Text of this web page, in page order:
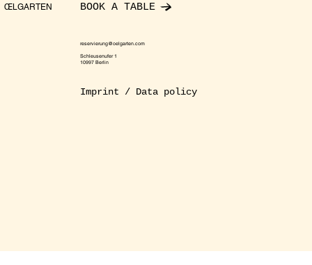
ŒLGARTEN
BOOK A TABLE
reservierung@oelgarten.com
Schleusenufer 1
10997 Berlin
Imprint / Data policy